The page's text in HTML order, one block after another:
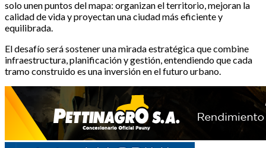
solo unen puntos del mapa: organizan el territorio, mejoran la
calidad de vida y proyectan una ciudad más eficiente y
equilibrada.
El desafío será sostener una mirada estratégica que combine
infraestructura, planificación y gestión, entendiendo que cada
tramo construido es una inversión en el futuro urbano.